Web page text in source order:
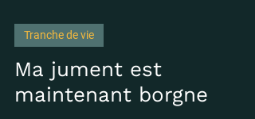
Ma jument est
maintenant borgne
Tranche de vie